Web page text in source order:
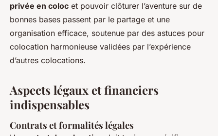
privée en coloc et pouvoir clôturer l’aventure sur de
bonnes bases passent par le partage et une
organisation efficace, soutenue par des astuces pour
colocation harmonieuse validées par l’expérience
d’autres colocations.
Aspects légaux et financiers
indispensables
Contrats et formalités légales